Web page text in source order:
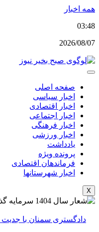
پرش
محتوا
همه اخبار
03:48
2026/08/07
صفحه اصلی
اخبار سیاسی
اخبار اقتصادی
اخبار اجتماعی
اخبار فرهنگی
اخبار ورزشی
یادداشت
پرونده ویژه
فرماندهان اقتصادی
اخبار شهرستانها
X
دادگستری سمنان با جدیت